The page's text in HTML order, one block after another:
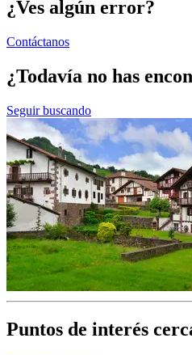
¿Ves algún error?
Contáctanos
¿Todavía no has
Seguir buscando
Puntos de interés